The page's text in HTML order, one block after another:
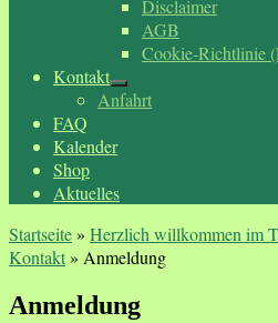
Disclaimer
AGB
Cookie-Richtlinie
Kontakt
Anfahrt
FAQ
Kalender
Shop
Aktuelles
Startseite» Herzlich willkommen im
Kontakt» Anmeldung
Anmeldung